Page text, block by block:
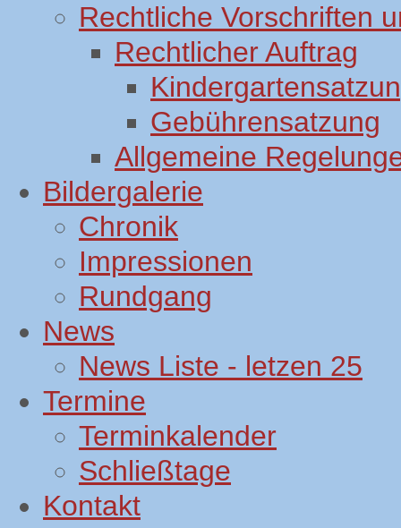
Rechtliche Vorschriften
Rechtlicher Auftrag
Gebührensatzung
Allgemeine
Bildergalerie
Chronik
Impressionen
Rundgang
News
News Liste - letzen 25
Termine
Terminkalender
Schließtage
Kontakt